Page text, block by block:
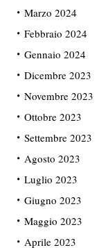
Marzo 2024
Febbraio 2024
Gennaio 2024
Dicembre 2023
Novembre 2023
Ottobre 2023
Settembre 2023
Agosto 2023
Luglio 2023
Giugno 2023
Maggio 2023
Aprile 2023